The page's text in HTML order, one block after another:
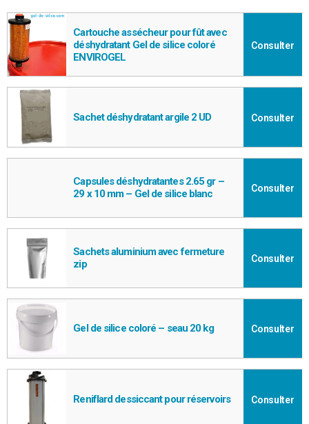
Cartouche assécheur pour fût avec
déshydratant Gel de silice coloré
ENVIROGEL
Consulter
Sachet déshydratant argile 2 UD Consulter
Capsules déshydratantes 2.65 gr –
29 x 10 mm – Gel de silice blanc
Consulter
Sachets aluminium avec fermeture
zip
Consulter
Gel de silice coloré – seau 20 kg Consulter
Reniflard dessiccant pour réservoirs Consulter